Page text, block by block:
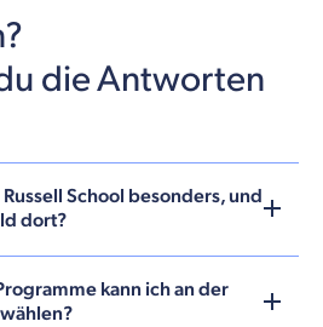
die Antworten
School besonders, und
dort?
kann ich an der